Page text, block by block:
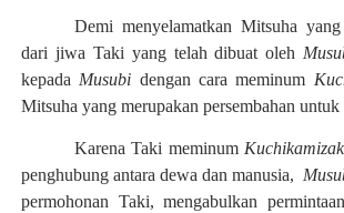
Demi menyelamatkan Mitsuha
dari jiwa Taki yang telah dibuat oleh
kepada Musubi dengan cara meminum
Mitsuha yang merupakan persembahan untuk
Karena Taki meminum
penghubung antara dewa dan manusia,
permohonan Taki, mengabulkan